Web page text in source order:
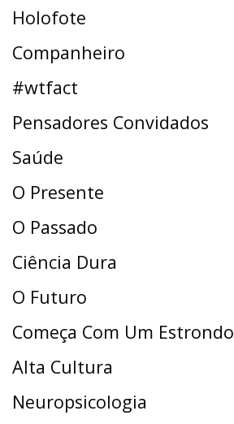
Holofote
Companheiro
#wtfact
Pensadores Convidados
Saúde
O Presente
O Passado
Ciência Dura
O Futuro
Começa Com Um Estrondo
Alta Cultura
Neuropsicologia